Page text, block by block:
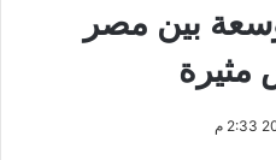
بين مصر
مثيرة